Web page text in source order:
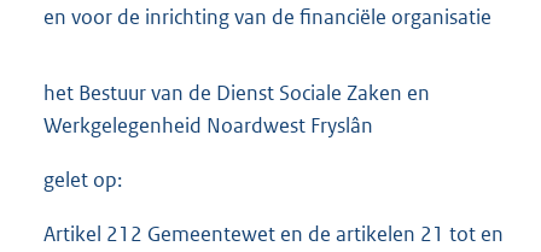
en voor de inrichting van de financiële organisatie
het Bestuur van de Dienst Sociale Zaken en
Werkgelegenheid Noardwest Fryslân
gelet op:
Artikel 212 Gemeentewet en de artikelen 21 tot en